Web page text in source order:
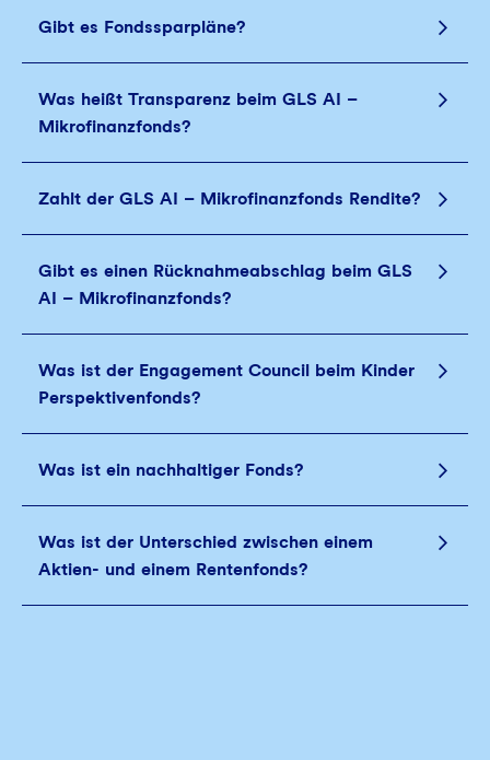
Gibt es Fondssparpläne?
Was heißt Transparenz beim GLS AI –
Mikrofinanzfonds?
Zahlt der GLS AI – Mikrofinanzfonds Rendite?
Gibt es einen Rücknahmeabschlag beim GLS
AI – Mikrofinanzfonds?
Was ist der Engagement Council beim Kinder
Perspektivenfonds?
Was ist ein nachhaltiger Fonds?
Was ist der Unterschied zwischen einem
Aktien- und einem Rentenfonds?